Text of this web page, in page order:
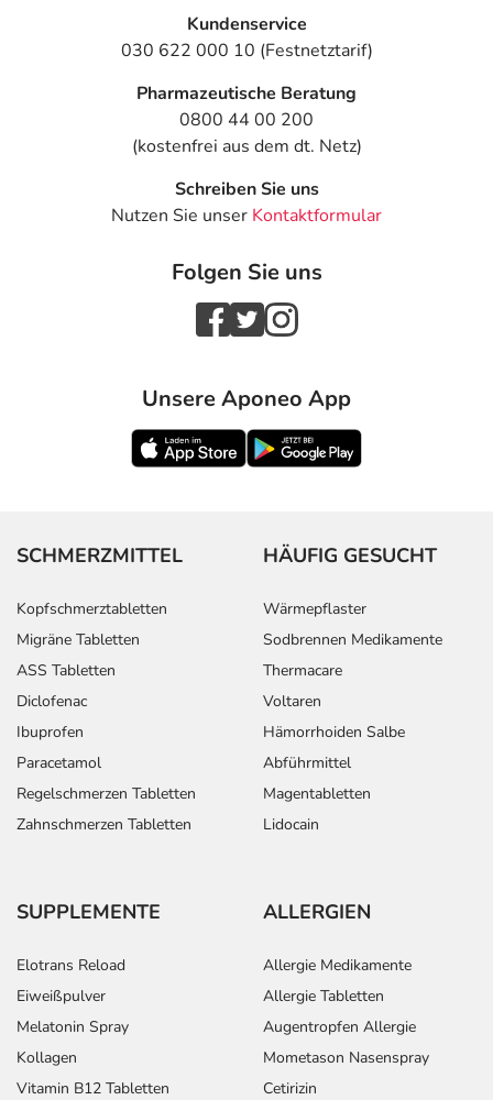
Kundenservice
030 622 000 10 (Festnetztarif)
Pharmazeutische Beratung
0800 44 00 200
(kostenfrei aus dem dt. Netz)
Schreiben Sie uns
Nutzen Sie unser Kontaktformular
Folgen Sie uns
Unsere Aponeo App
SCHMERZMITTEL
Kopfschmerztabletten
Migräne Tabletten
ASS Tabletten
Diclofenac
Ibuprofen
Paracetamol
Regelschmerzen Tabletten
Zahnschmerzen Tabletten
HÄUFIG GESUCHT
Wärmepflaster
Sodbrennen Medikamente
Thermacare
Voltaren
Hämorrhoiden Salbe
Abführmittel
Magentabletten
Lidocain
SUPPLEMENTE
Elotrans Reload
Eiweißpulver
Melatonin Spray
Kollagen
Vitamin B12 Tabletten
ALLERGIEN
Allergie Medikamente
Allergie Tabletten
Augentropfen Allergie
Mometason Nasenspray
Cetirizin